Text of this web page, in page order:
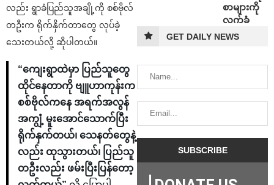
လည်း ရွာခံပြည်သူအချို့ကို စစ်ဗိုလ်
တဦးက ရိုက်နှိက်တာတွေ လုပ်ခဲ့
သေးတယ်လို့ ဆိုပါတယ်။
“ကျေးရွာထဲမှာ ပြည်သူတွေ
ထိုင်နေတာကို ဗျူဟာကုန်းက
စစ်ဗိုလ်ကနေ အရက်အလွန်
အကျွံ့ မူးအောင်သောက်ပြီး
ရိုက်နှက်တယ်၊ သေနတ်တွေနဲ့
လည်း ထုသွားတယ်၊ ပြည်သူ
တဦးလည်း ဖမ်းပြီးပြန်တော့
စာများကို
လက်ခံ
GET DAILY NEWS